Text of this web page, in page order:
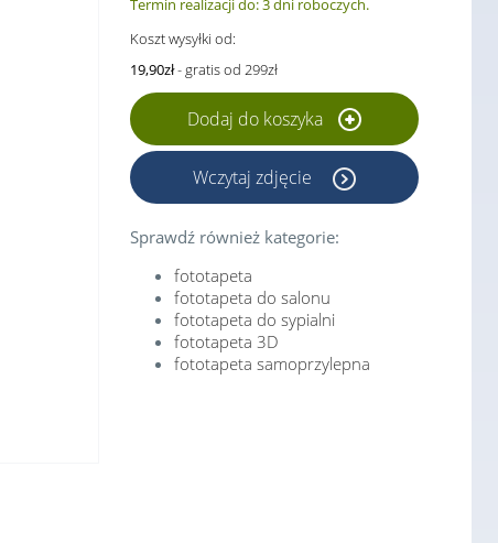
Termin realizacji do: 3 dni roboczych.
Koszt wysyłki od:
19,90zł- gratis od 299zł
Dodaj do koszyka
Wczytaj zdjęcie
Sprawdź również kategorie:
fototapeta
fototapeta do salonu
fototapeta do sypialni
fototapeta 3D
fototapeta samoprzylepna